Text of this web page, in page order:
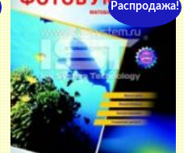
Распродажа!